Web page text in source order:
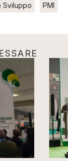
Sviluppo PMI